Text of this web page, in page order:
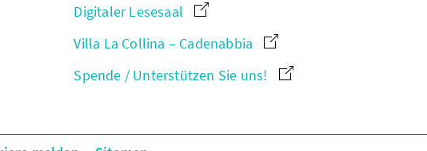
Digitaler Lesesaal
Villa La Collina – Cadenabbia
Spende / Unterstützen Sie uns!